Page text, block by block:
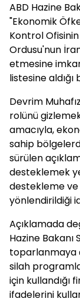
ABD Hazine
"Ekonomik
Kontrol
Ordusu'nun
etmesine
listesine aldığı
Devrim
rolünü
amacıyla,
sahip
sürülen
desteklemek
destekleme
yönlendirildiği
Açıklamada
Hazine
toparlanmaya
silah
için kullandığı
ifadelerini